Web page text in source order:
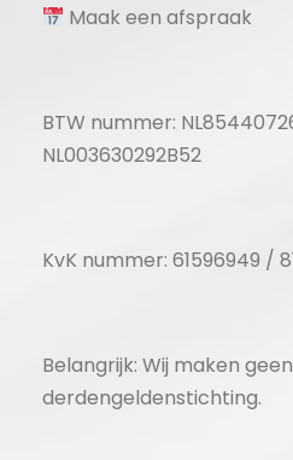
Maak een afspraak
BTW nummer:
NL003630292B52
KvK nummer: 61596949 /
Belangrijk: Wij maken
derdengeldenstichting.